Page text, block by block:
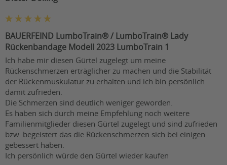
BAUERFEIND LumboTrain® / LumboTrain® Lady
Rückenbandage Modell 2023 LumboTrain 1
Ich habe mir diesen Gürtel zugelegt um meine
Rückenschmerzen erträglicher zu machen und die Stabilität
der Rückenmuskulatur zu erhalten und ich bin persönlich
damit zufrieden.
Die Schmerzen sind deutlich weniger geworden.
Es haben sich durch meine Empfehlung noch weitere
Familienmitglieder diesen Gürtel zugelegt und sind zufrieden
bzw. begeistert das die Rückenschmerzen sich bei einigen
gebessert haben.
Ich persönlich würde den Gürtel wieder kaufen